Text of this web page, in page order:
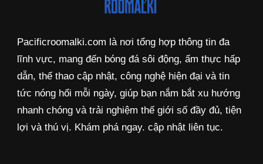
Pacificroomalki.com là nơi tổng hợp thông tin đa
lĩnh vực, mang đến bóng đá sôi động, ẩm thực hấp
dẫn, thể thao cập nhật, công nghệ hiện đại và tin
tức nóng hổi mỗi ngày, giúp bạn nắm bắt xu hướng
nhanh chóng và trải nghiệm thế giới số đầy đủ, tiện
lợi và thú vị. Khám phá ngay. cập nhật liên tục.